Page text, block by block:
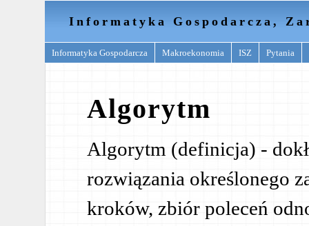
Informatyka Gospodarcza,
Informatyka Gospodarcza Makroekonomia ISZ Pytania
Algorytm
Algorytm (definicja) -
rozwiązania określonego
kroków, zbiór poleceń